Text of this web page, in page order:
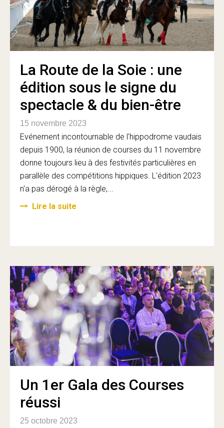
La Route de la Soie : une
édition sous le signe du
spectacle & du bien-être
15 novembre 2023
Evénement incontournable de l'hippodrome vaudais
depuis 1900, la réunion de courses du 11 novembre
donne toujours lieu à des festivités particulières en
parallèle des compétitions hippiques. L'édition 2023
n'a pas dérogé à la règle,...
Lire la suite
Un 1er Gala des Courses
réussi
25 octobre 2023